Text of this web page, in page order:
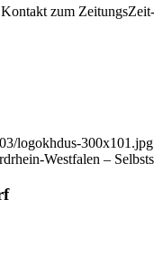
zum
logokhdus-300x101.jpg
Westfalen –